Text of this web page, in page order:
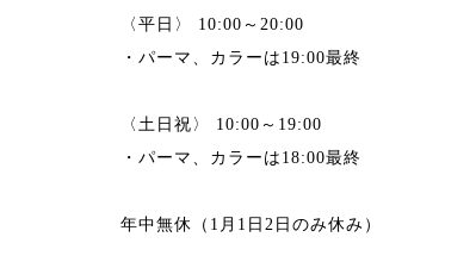
〈平日〉 10:00～20:00
・パーマ、カラーは19:00最終
〈土日祝〉 10:00～19:00
・パーマ、カラーは18:00最終
年中無休（1月1日2日のみ休み）